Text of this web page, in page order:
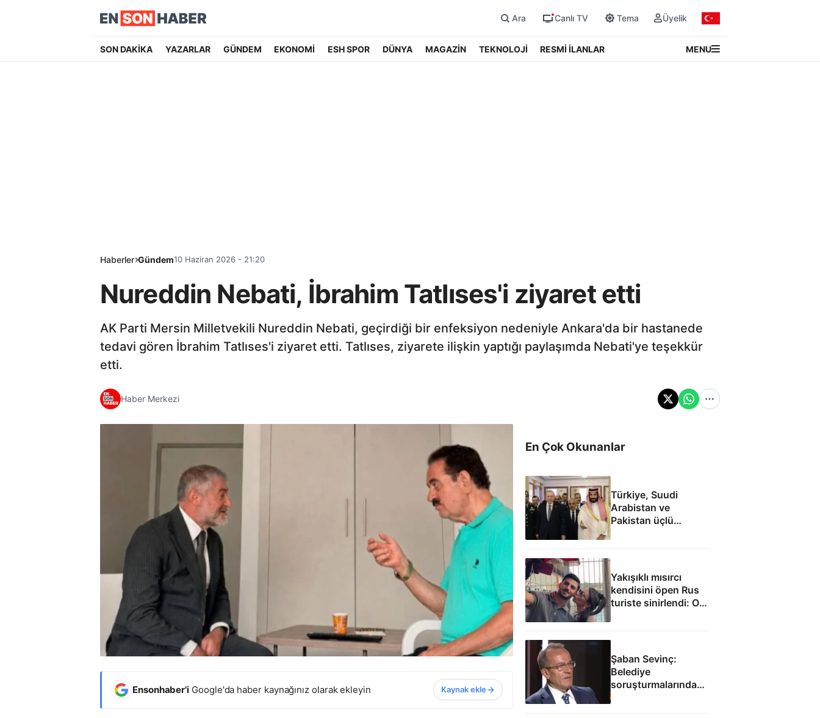
Ara Canlı TV Tema Üyelik
SON DAKİKA YAZARLAR GÜNDEM EKONOMİ ESH SPOR DÜNYA MAGAZİN TEKNOLOJİ RESMİ İLANLAR MENU
Haberler Gündem10 Haziran 2026 - 21:20
Nureddin Nebati, İbrahim Tatlıses'i ziyaret etti
AK Parti Mersin Milletvekili Nureddin Nebati, geçirdiği bir enfeksiyon nedeniyle Ankara'da bir hastanede
tedavi gören İbrahim Tatlıses'i ziyaret etti. Tatlıses, ziyarete ilişkin yaptığı paylaşımda Nebati'ye teşekkür
etti.
Haber Merkezi
Ensonhaber'i Google'da haber kaynağınız olarak ekleyin Kaynak ekle
En Çok Okunanlar
Türkiye, Suudi
Arabistan ve
Pakistan üçlü
Yakışıklı mısırcı
kendisini öpen Rus
turiste sinirlendi: O
Şaban Sevinç:
Belediye
soruşturmalarında
savunulamayacak